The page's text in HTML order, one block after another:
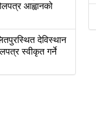
आह्वानको
देविस्थान
स्वीकृत गर्ने